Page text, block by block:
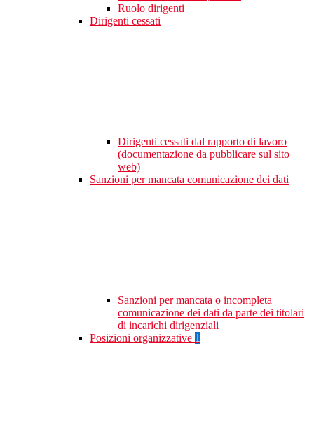
Ruolo dirigenti
Dirigenti cessati
Dirigenti cessati dal rapporto di lavoro
(documentazione da pubblicare sul sito
web)
Sanzioni per mancata comunicazione dei dati
Sanzioni per mancata o incompleta
comunicazione dei dati da parte dei titolari
di incarichi dirigenziali
Posizioni organizzative 1